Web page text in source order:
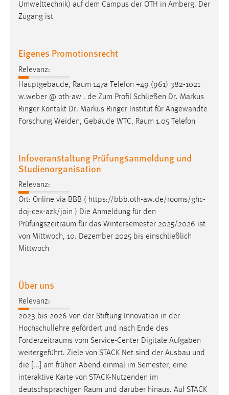
Umwelttechnik) auf dem Campus der OTH in Amberg. Der
Zugang ist
Eigenes Promotionsrecht
Relevanz:
Hauptgebäude, Raum 147a Telefon +49 (961) 382-1021
w.weber @ oth-aw . de Zum Profil Schließen Dr. Markus
Ringer Kontakt Dr. Markus Ringer Institut für Angewandte
Forschung Weiden, Gebäude WTC, Raum 1.05 Telefon
Infoveranstaltung Prüfungsanmeldung und
Studienorganisation
Relevanz:
Ort: Online via BBB ( https://bbb.oth-aw.de/rooms/ghc-
doj-cex-azk/join ) Die Anmeldung für den
Prüfungszeitraum für das Wintersemester 2025/2026 ist
von Mittwoch, 10. Dezember 2025 bis einschließlich
Mittwoch
Über uns
Relevanz:
2023 bis 2026 von der Stiftung Innovation in der
Hochschullehre gefördert und nach Ende des
Förderzeitraums vom Service-Center Digitale Aufgaben
weitergeführt. Ziele von STACK Net sind der Ausbau und
die [...] am frühen Abend einmal im Semester, eine
interaktive Karte von STACK-Nutzenden im
deutschsprachigen Raum und darüber hinaus. Auf STACK